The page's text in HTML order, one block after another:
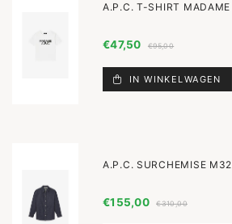
A.P.C. T-SHIRT
€47,50 €95,00
IN WINKELWAGEN
A.P.C. SURCHEMISE
€155,00 €310,00